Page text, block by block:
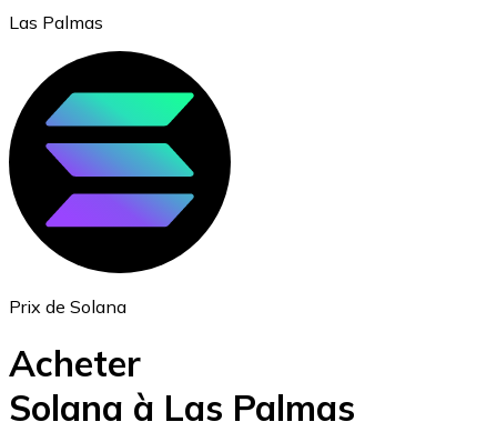
ETH
Las Palmas
Prix de Solana
Acheter
Solana à Las Palmas